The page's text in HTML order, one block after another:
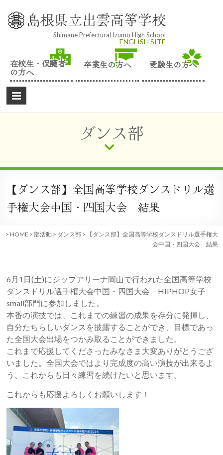
content 島根県立出雲高等学校
Shimane Prefectural Izumo High School
ENGLISH SITE
在校生・保護者
の方へ
卒業生の方へ 受験生の方へ
ダンス部
【ダンス部】全国高等学校ダンスドリル選
手権大会中国・四国大会 結果
> HOME > 部活動 > ダンス部 >
【ダンス部】全国高等学校ダンスドリル選手権大
会中国・四国大会 結果
6月1日(土)にジップアリーナ岡山で行われた全国高等学校
ダンスドリル選手権大会中国・四国大会 HIPHOP女子
small部門に参加しました。
本番の演技では、これまでの練習の成果を存分に発揮し、
自分たちらしいダンスを披露することができ、目標であっ
た全国大会出場をつかみ取ることができました。
これまで応援してくださったみなさま大変ありがとうござ
いました。全国大会ではより完成度の高い演技が出来るよ
う、これからも日々練習を続けたいと思います。
これからも応援よろしくお願いします！